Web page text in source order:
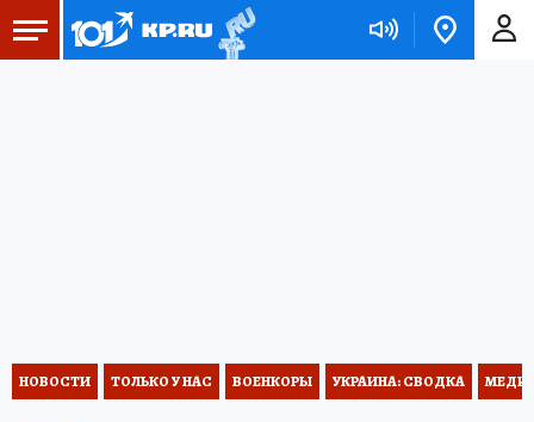
НОВОСТИ ТОЛЬКО У НАС ВОЕНКОРЫ УКРАИНА: СВОДКА